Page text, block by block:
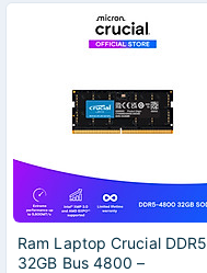
Ram Laptop Crucial DDR5
32GB Bus 4800 –